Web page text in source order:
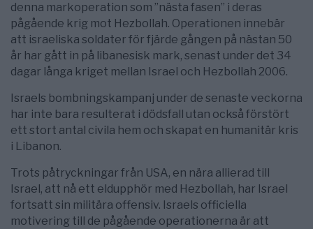
denna markoperation som ”nästa fasen” i deras
pågående krig mot Hezbollah. Operationen innebär
att israeliska soldater för fjärde gången på nästan 50
år har gått in på libanesisk mark, senast under det 34
dagar långa kriget mellan Israel och Hezbollah 2006.
Israels bombningskampanj under de senaste veckorna
har inte bara resulterat i dödsfall utan också förstört
ett stort antal civila hem och skapat en humanitär kris
i Libanon.
Trots påtryckningar från USA, en nära allierad till
Israel, att nå ett eldupphör med Hezbollah, har Israel
fortsatt sin militära offensiv. Israels officiella
motivering till de pågående operationerna är att